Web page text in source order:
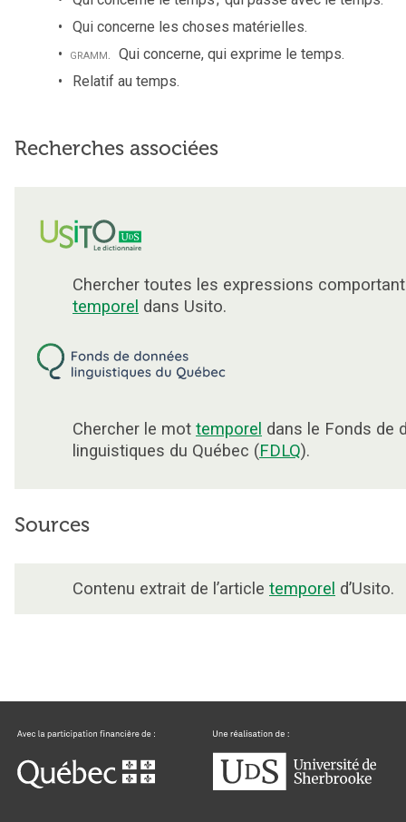
Qui concerne les choses matérielles.
gramm. Qui concerne, qui exprime le temps.
Relatif au temps.
Recherches associées
Chercher toutes les expressions
temporel dans Usito.
Chercher le mot temporel dans le Fonds de
linguistiques du Québec (FDLQ).
Sources
Contenu extrait de l’article temporel d’Usito.